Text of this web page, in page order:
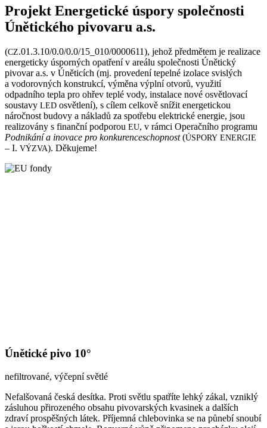
Projekt Energetické úspory společnosti
Únětického pivovaru a.s.
(CZ.01.3.10/0.0/0.0/15_010/0000611), jehož předmětem je realizace
energeticky úsporných opatření v areálu společnosti Únětický
pivovar a.s. v Úněticích (mj. provedení tepelné izolace svislých
a vodorovných konstrukcí, výměna výplní otvorů, využití
odpadního tepla pro ohřev teplé vody, instalace nové osvětlovací
soustavy LED osvětlení), s cílem celkově snížit energetickou
náročnost budovy a nákladů za spotřebu elektrické energie, jsou
realizovány s finanční podporou EU, v rámci Operačního programu
Podnikání a inovace pro konkurenceschopnost(ÚSPORY ENERGIE
– I. VÝZVA). Děkujeme!
Únětické pivo 10°
nefiltrované, výčepní světlé
Nefalšovaná česká desítka. Proti světlu spatříte lehký zákal, vzniklý
zásluhou přirozeného obsahu pivovarských kvasinek a dalších
zdraví prospěšných látek. Příjemná chlebovinka se na půnebí snoubí